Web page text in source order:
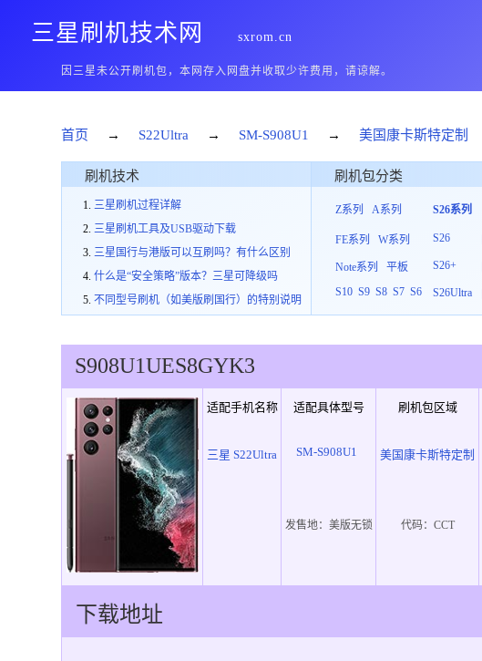
三星刷机技术网 sxrom.cn
因三星未公开刷机包，本网存入网盘并收取少许费用，请谅解。
首页 → S22Ultra → SM-S908U1 → 美国康卡斯特定制
刷机技术
三星刷机过程详解
三星刷机工具及USB驱动下载
三星国行与港版可以互刷吗？有什么区别
什么是“安全策略”版本？三星可降级吗
不同型号刷机（如美版刷国行）的特别说明
刷机包分类
Z系列 A系列
FE系列 W系列
Note系列
平板
S10 S9 S8 S7 S6
S26系列
S26
S26+
S26Ultra
S908U1UES8GYK3
适配手机名称 适配具体型号 刷机包区域
三星 S22Ultra SM-S908U1 美国康卡斯特定制
发售地： 美版无锁 代码： CCT
下载地址